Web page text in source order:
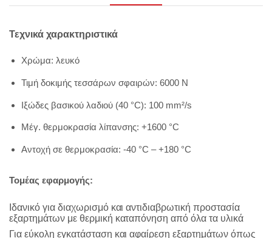
Τεχνικά χαρακτηριστικά
Χρώμα: λευκό
Τιμή δοκιμής τεσσάρων σφαιρών: 6000 N
Ιξώδες βασικού λαδιού (40 °C): 100 mm²/s
Μέγ. θερμοκρασία λίπανσης: +1600 °C
Αντοχή σε θερμοκρασία: -40 °C – +180 °C
Τομέας εφαρμογής:
Ιδανικό για διαχωρισμό και αντιδιαβρωτική προστασία
εξαρτημάτων με θερμική καταπόνηση από όλα τα υλικά
Για εύκολη εγκατάσταση και αφαίρεση εξαρτημάτων όπως